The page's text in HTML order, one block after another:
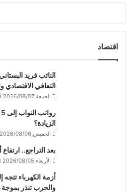
اقتصاد
النائب فريد
التعافي الاقتصادي
الجمعة,2026/08/07 9:40 صباحًا
الزيادة؟
الخميس,2026/08/06 9:22 صباحًا
بعد التراجع..
الأربعاء,2026/08/05 11:21 صباحًا
أزمة الكهرباء
والحرب تنذر بموجة